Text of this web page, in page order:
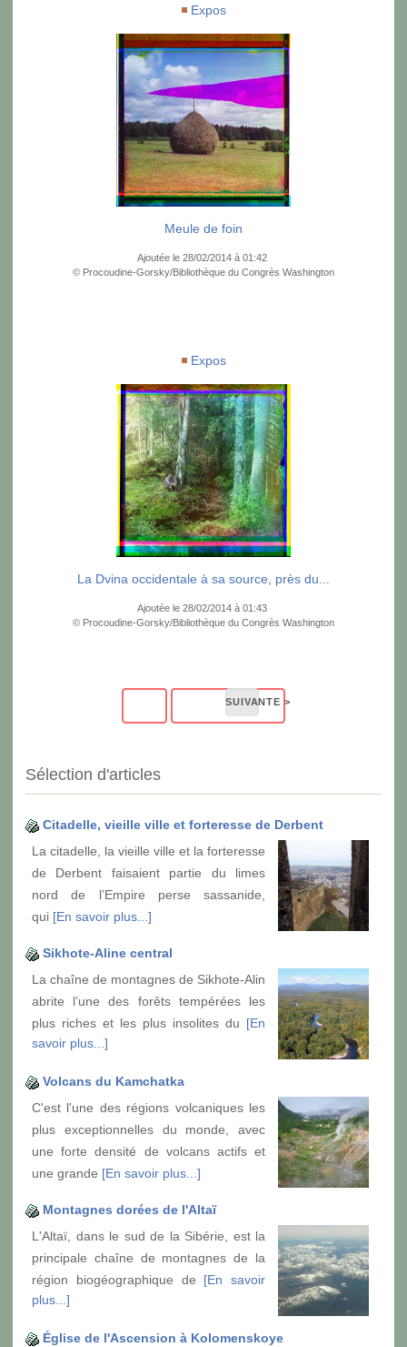
Expos
Meule de foin
Ajoutée le 28/02/2014 à 01:42
© Procoudine-Gorsky/Bibliothèque du Congrès Washington
Expos
La Dvina occidentale à sa source, près du...
Ajoutée le 28/02/2014 à 01:43
© Procoudine-Gorsky/Bibliothèque du Congrès Washington
Sélection d'articles
Citadelle, vieille ville et forteresse de Derbent
La citadelle, la vieille ville et la forteresse
de Derbent faisaient partie du limes
nord de l’Empire perse sassanide,
qui [En savoir plus...]
Sikhote-Aline central
La chaîne de montagnes de Sikhote-Alin
abrite l’une des forêts tempérées les
plus riches et les plus insolites du [En
savoir plus...]
Volcans du Kamchatka
C'est l'une des régions volcaniques les
plus exceptionnelles du monde, avec
une forte densité de volcans actifs et
une grande [En savoir plus...]
Montagnes dorées de l'Altaï
L'Altaï, dans le sud de la Sibérie, est la
principale chaîne de montagnes de la
région biogéographique de [En savoir
plus...]
Église de l'Ascension à Kolomenskoye